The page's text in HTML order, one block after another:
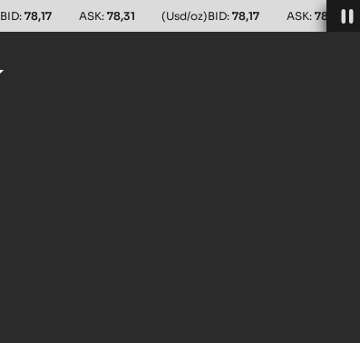
BID: 78,17 ASK: 78,31 (Usd/oz)BID: 78,17 ASK: 78,31